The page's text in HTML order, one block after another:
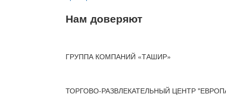
Нам доверяют
ГРУППА КОМПАНИЙ «ТАШИР»
ТОРГОВО-РАЗВЛЕКАТЕЛЬНЫЙ ЦЕНТР